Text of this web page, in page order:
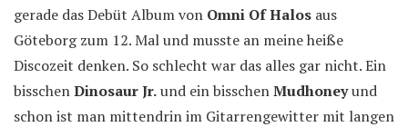
gerade das Debüt Album von Omni Of Halos aus
Göteborg zum 12. Mal und musste an meine heiße
Discozeit denken. So schlecht war das alles gar nicht. Ein
bisschenDinosaur Jr.und ein bisschenMudhoneyund
schon ist man mittendrin im Gitarrengewitter mit langen